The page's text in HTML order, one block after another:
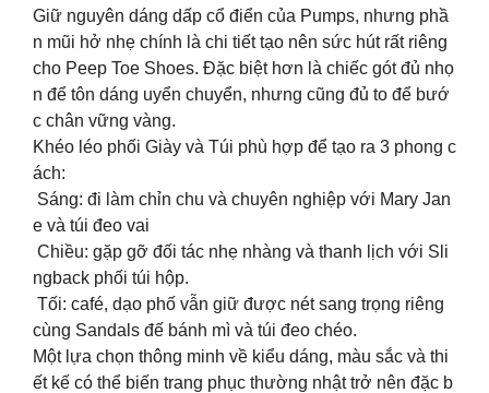
Giữ nguyên dáng dấp cổ điển của Pumps, nhưng phầ
n mũi hở nhẹ chính là chi tiết tạo nên sức hút rất riêng
cho Peep Toe Shoes. Đặc biệt hơn là chiếc gót đủ nhọ
n để tôn dáng uyển chuyển, nhưng cũng đủ to để bướ
c chân vững vàng.
Khéo léo phối Giày và Túi phù hợp để tạo ra 3 phong c
ách:
Sáng: đi làm chỉn chu và chuyên nghiệp với Mary Jan
e và túi đeo vai
Chiều: gặp gỡ đối tác nhẹ nhàng và thanh lịch với Sli
ngback phối túi hộp.
Tối: café, dạo phố vẫn giữ được nét sang trọng riêng
cùng Sandals đế bánh mì và túi đeo chéo.
Một lựa chọn thông minh về kiểu dáng, màu sắc và thi
ết kế có thể biến trang phục thường nhật trở nên đặc b